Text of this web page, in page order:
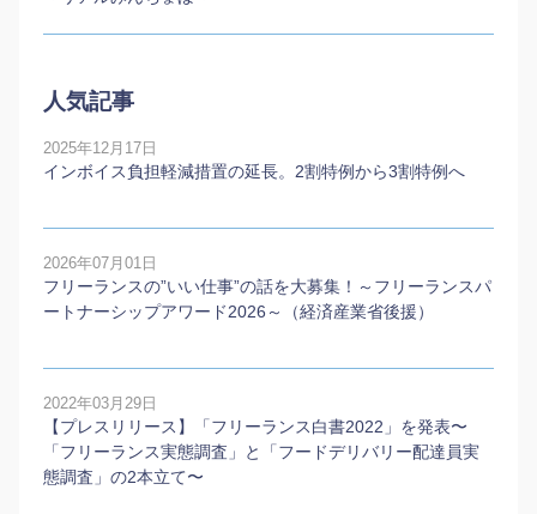
人気記事
2025年12月17日
インボイス負担軽減措置の延長。2割特例から3割特例へ
2026年07月01日
フリーランスの”いい仕事”の話を大募集！～フリーランスパ
ートナーシップアワード2026～（経済産業省後援）
2022年03月29日
【プレスリリース】「フリーランス白書2022」を発表〜
「フリーランス実態調査」と「フードデリバリー配達員実
態調査」の2本⽴て〜